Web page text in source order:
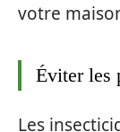
votre
Éviter les
Les